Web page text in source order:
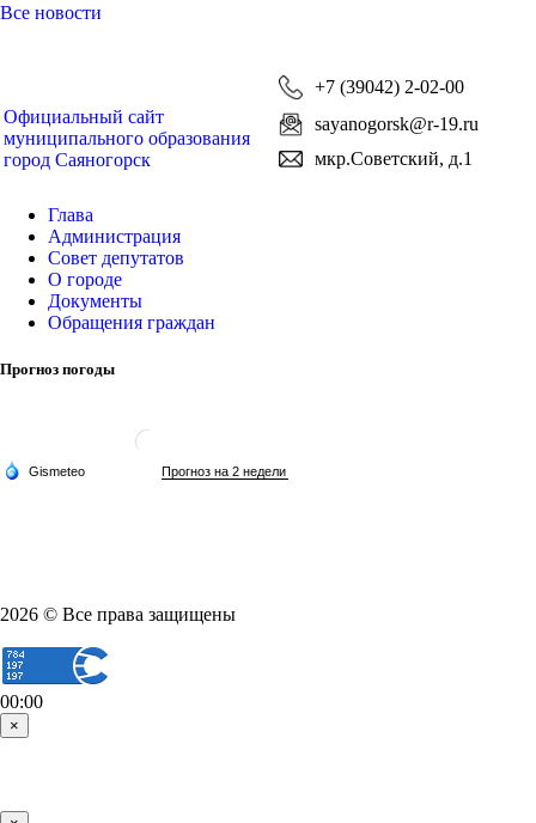
Все новости
Официальный сайт
муниципального образования
город Саяногорск
+7 (39042) 2-02-00
sayanogorsk@r-19.ru
мкр.Советский, д.1
Глава
Администрация
Совет депутатов
О городе
Документы
Обращения граждан
Прогноз погоды
2026 © Все права защищены
00:00
×